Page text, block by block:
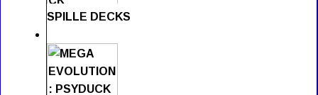
SPILLE DECKS